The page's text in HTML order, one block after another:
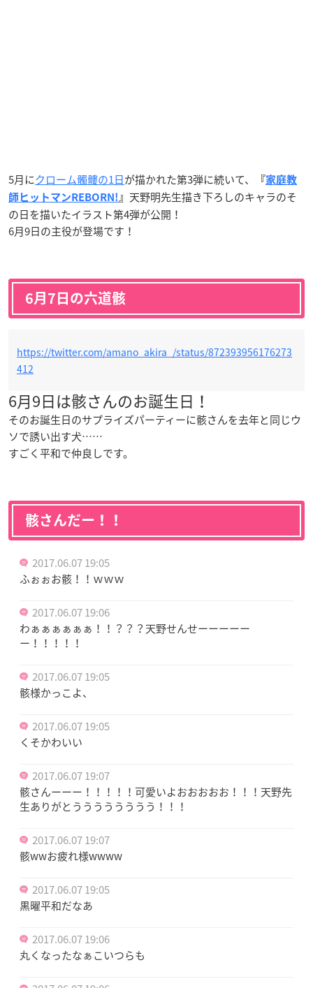
5月にクローム髑髏の1日が描かれた第3弾に続いて、 『家庭教
師ヒットマンREBORN! 』 天野明先生描き下ろしのキャラのそ
の日を描いたイラスト第4弾が公開！
6月9日の主役が登場です！
6月7日の六道骸
https://twitter.com/amano_akira_/status/872393956176273
412
6月9日は骸さんのお誕生日！
そのお誕生日のサプライズパーティーに骸さんを去年と同じウ
ソで誘い出す犬……
すごく平和で仲良しです。
骸さんだー！！
2017.06.07 19:05
ふぉぉお骸！！ｗｗｗ
2017.06.07 19:06
わぁぁぁぁぁぁ！！？？？天野せんせーーーーー
ー！！！！！
2017.06.07 19:05
骸様かっこよ、
2017.06.07 19:05
くそかわいい
2017.06.07 19:07
骸さんーーー！！！！！可愛いよおおおおお！！！天野先
生ありがとうううううううう！！！
2017.06.07 19:07
骸wwお疲れ様wwww
2017.06.07 19:05
黒曜平和だなあ
2017.06.07 19:06
丸くなったなぁこいつらも